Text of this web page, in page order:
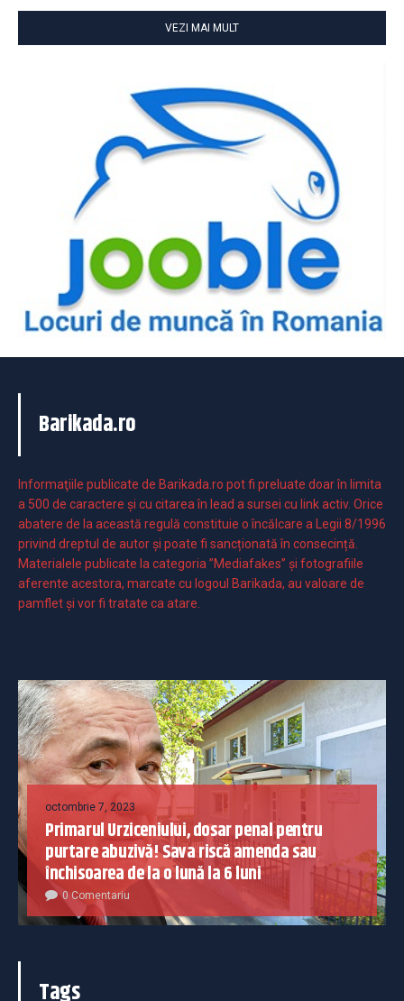
VEZI MAI MULT
Barikada.ro
Informaţiile publicate de Barikada.ro pot fi preluate doar în limita
a 500 de caractere şi cu citarea în lead a sursei cu link activ. Orice
abatere de la această regulă constituie o încălcare a Legii 8/1996
privind dreptul de autor și poate fi sancționată în consecință.
Materialele publicate la categoria ”Mediafakes” și fotografiile
aferente acestora, marcate cu logoul Barikada, au valoare de
pamflet și vor fi tratate ca atare.
octombrie 7, 2023
Primarul Urziceniului, dosar penal pentru
purtare abuzivă! Sava riscă amenda sau
închisoarea de la o lună la 6 luni
0 Comentariu
Tags